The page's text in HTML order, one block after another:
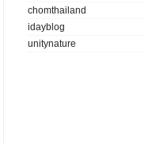
chomthailand
idayblog
unitynature